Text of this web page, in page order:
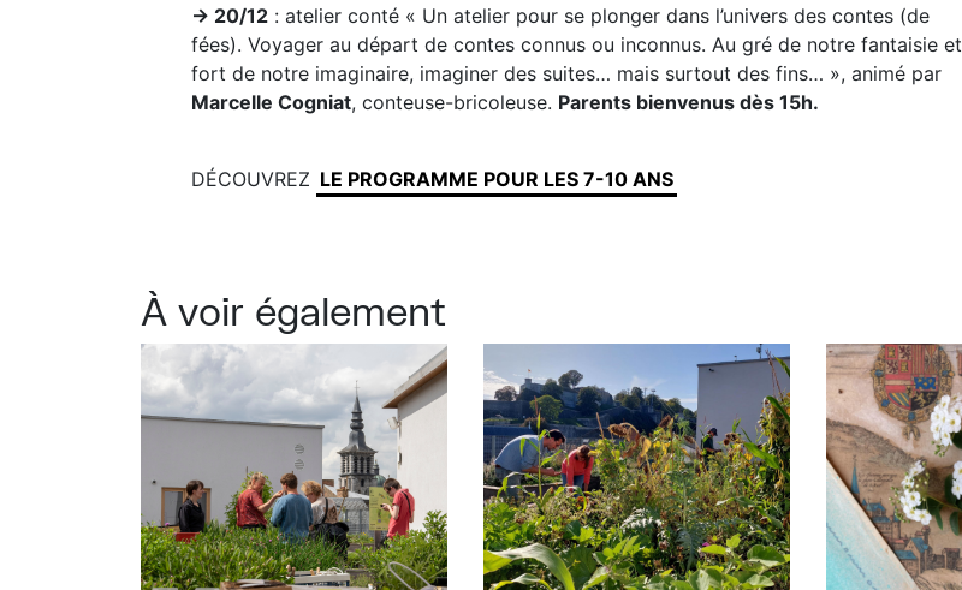
→ 20/12 : atelier conté « Un atelier pour se plonger dans l’univers des contes (de
fées). Voyager au départ de contes connus ou inconnus. Au gré de notre fantaisie et
fort de notre imaginaire, imaginer des suites… mais surtout des fins… », animé par
Marcelle Cogniat, conteuse-bricoleuse. Parents bienvenus dès 15h.
DÉCOUVREZ LE PROGRAMME POUR LES 7-10 ANS
À voir également